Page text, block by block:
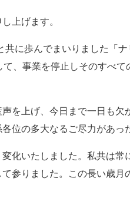
上げます。
に歩んでまいりました「
、事業を停止しそのすべて
を上げ、今日まで一日も欠
位の多大なるご尽力があっ
化いたしました。私共は
参りました。この長い歳月